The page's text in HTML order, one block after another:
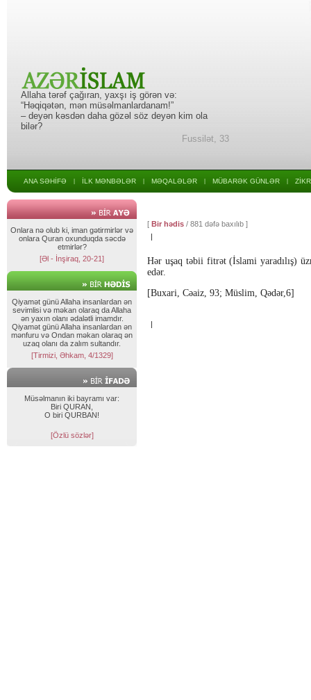
Allaha tərəf çağıran, yaxşı iş görən və:
“Həqiqətən, mən müsəlmanlardanam!”
– deyən kəsdən daha gözəl söz deyən kim ola
bilər?
Fussilət, 33
ANA SƏHİFƏ İLK MƏNBƏLƏR MƏQALƏLƏR MÜBARƏK GÜNLƏR
Onlara nə olub ki, iman gətirmirlər və
onlara Quran oxunduqda səcdə
etmirlər?
[Əl - İnşiraq, 20-21]
Qiyamət günü Allaha insanlardan ən
sevimlisi və məkan olaraq da Allaha
ən yaxın olanı ədalətli imamdır.
Qiyamət günü Allaha insanlardan ən
mənfuru və Ondan məkan olaraq ən
uzaq olanı da zalım sultandır.
[Tirmizi, Əhkam, 4/1329]
Müsəlmanın iki bayramı var:
Biri QURAN,
O biri QURBAN!
[Özlü sözlər]
[ Bir hədis / 881 dəfə baxılıb ]
|
Hər uşaq təbii fitrət (İslami yaradılış)
edər.
[Buxari, Cəaiz, 93; Müslim, Qədər,6]
|